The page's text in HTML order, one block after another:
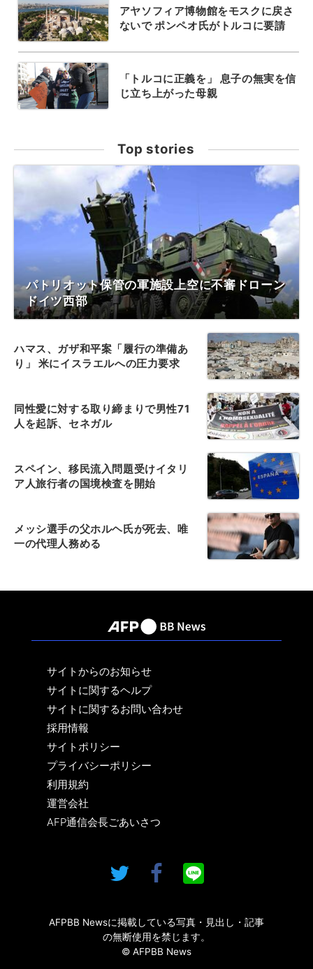
アヤソフィア博物館をモスクに戻さ
ないで ポンペオ氏がトルコに要請
「トルコに正義を」 息子の無実を信
じ立ち上がった母親
Top stories
パトリオット保管の軍施設上空に不審ドローン
ドイツ西部
ハマス、ガザ和平案「履行の準備あ
り」 米にイスラエルへの圧力要求
同性愛に対する取り締まりで男性71
人を起訴、セネガル
スペイン、移民流入問題受けイタリ
ア人旅行者の国境検査を開始
メッシ選手の父ホルヘ氏が死去、唯
一の代理人務める
サイトからのお知らせ
サイトに関するヘルプ
サイトに関するお問い合わせ
採用情報
サイトポリシー
プライバシーポリシー
利用規約
運営会社
AFP通信会長ごあいさつ
AFPBB Newsに掲載している写真・見出し・記事
の無断使用を禁じます。
© AFPBB News